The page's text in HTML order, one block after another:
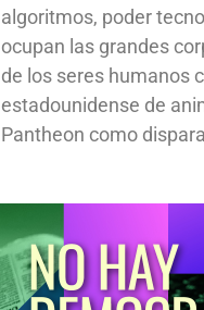
algoritmos, poder
ocupan las grandes
de los seres humanos
estadounidense de
Pantheon como